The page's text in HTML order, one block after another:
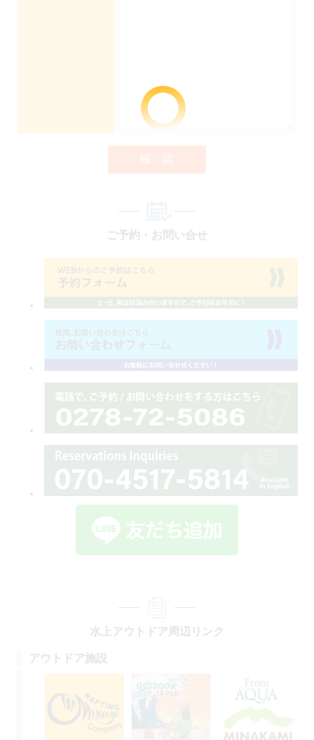
確 認
ご予約・お問い合せ
水上アウトドア周辺リンク
アウトドア施設